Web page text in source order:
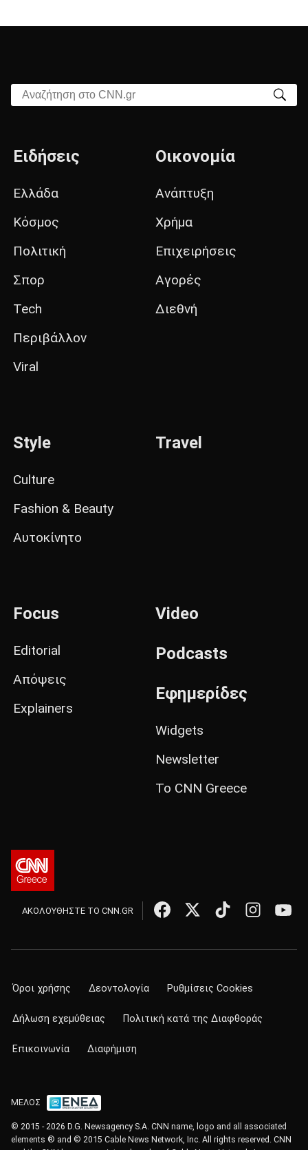
Αναζήτηση στο CNN.gr
Ειδήσεις
Ελλάδα
Κόσμος
Πολιτική
Σπορ
Tech
Περιβάλλον
Viral
Οικονομία
Ανάπτυξη
Χρήμα
Επιχειρήσεις
Αγορές
Διεθνή
Style
Culture
Fashion & Beauty
Αυτοκίνητο
Travel
Focus
Editorial
Απόψεις
Explainers
Video
Podcasts
Εφημερίδες
Widgets
Newsletter
Το CNN Greece
ΑΚΟΛΟΥΘΗΣΤΕ ΤΟ CNN.GR
Όροι χρήσης Δεοντολογία Ρυθμίσεις Cookies
Δήλωση εχεμύθειας Πολιτική κατά της Διαφθοράς
Επικοινωνία Διαφήμιση
ΜΕΛΟΣ
© 2015 - 2026 D.G. Newsagency S.A. CNN name, logo and all associated
elements ® and © 2015 Cable News Network, Inc. All rights reserved. CNN